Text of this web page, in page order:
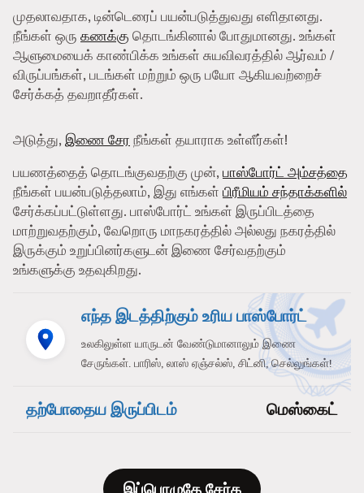
முதலாவதாக, டின்டெரைப் பயன்படுத்துவது எளிதானது.
நீங்கள் ஒரு கணக்கு தொடங்கினால் போதுமானது. உங்கள்
ஆளுமையைக் காண்பிக்க உங்கள் சுயவிவரத்தில் ஆர்வம் /
விருப்பங்கள், படங்கள் மற்றும் ஒரு பயோ ஆகியவற்றைச்
சேர்க்கத் தவறாதீர்கள்.
அடுத்து, இணை சேர நீங்கள் தயாராக உள்ளீர்கள்!
பயணத்தைத் தொடங்குவதற்கு முன், பாஸ்போர்ட் அம்சத்தை
நீங்கள் பயன்படுத்தலாம், இது எங்கள் பிரீமியம் சந்தாக்களில்
சேர்க்கப்பட்டுள்ளது. பாஸ்போர்ட் உங்கள் இருப்பிடத்தை
மாற்றுவதற்கும், வேறொரு மாநகரத்தில் அல்லது நகரத்தில்
இருக்கும் உறுப்பினர்களுடன் இணை சேர்வதற்கும்
உங்களுக்கு உதவுகிறது.
எந்த இடத்திற்கும் உரிய பாஸ்போர்ட்
உலகிலுள்ள யாருடன் வேண்டுமானாலும் இணை
சேருங்கள். பாரிஸ், லாஸ் ஏஞ்சல்ஸ், சிட்னி, செல்லுங்கள்!
தற்போதைய இருப்பிடம் மெஸ்கைட்